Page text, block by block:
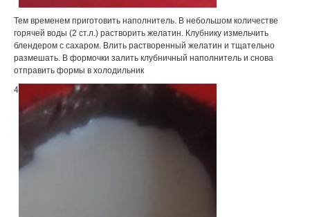
Тем временем приготовить наполнитель. В небольшом количестве
горячей воды (2 ст.л.) растворить желатин. Клубнику измельчить
блендером с сахаром. Влить растворенный желатин и тщательно
размешать. В формочки залить клубничный наполнитель и снова
отправить формы в холодильник
4